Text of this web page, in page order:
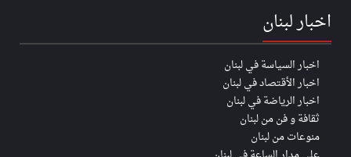
اخبار لبنان
اخبار السياسة في لبنان
اخبار الأقتصاد في لبنان
اخبار الرياضة في لبنان
ثقافة و فن من لبنان
منوعات من لبنان